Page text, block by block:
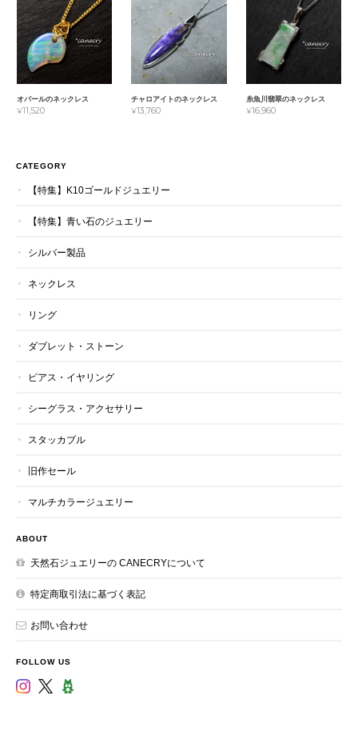
オパールのネックレス
¥11,520
チャロアイトのネックレス
¥13,760
糸魚川翡翠のネックレス
¥16,960
CATEGORY
【特集】K10ゴールドジュエリー
【特集】青い石のジュエリー
シルバー製品
ネックレス
リング
ダブレット・ストーン
ピアス・イヤリング
シーグラス・アクセサリー
スタッカブル
旧作セール
マルチカラージュエリー
ABOUT
天然石ジュエリーの CANECRYについて
特定商取引法に基づく表記
お問い合わせ
FOLLOW US